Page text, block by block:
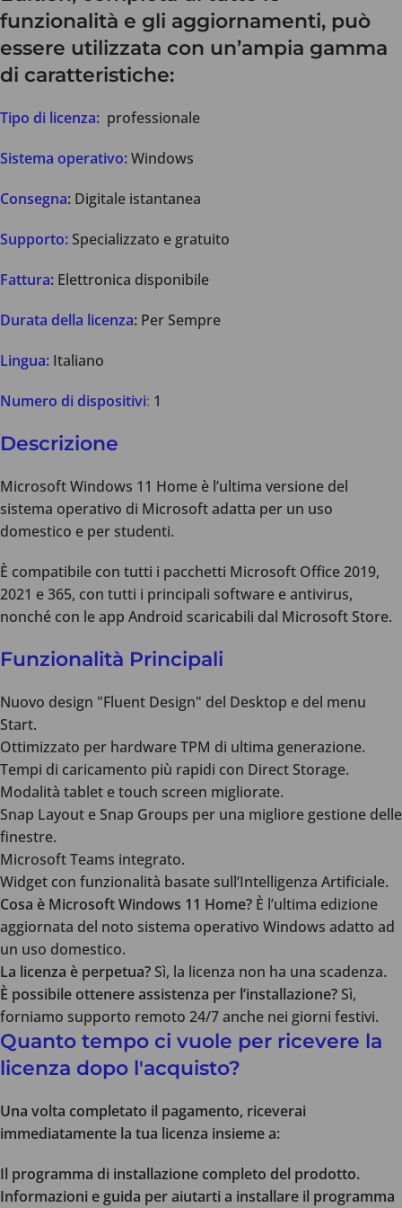
funzionalità e gli aggiornamenti, può
essere utilizzata con un’ampia gamma
di caratteristiche:
Tipo di licenza: professionale
Sistema operativo:Windows
Consegna: Digitale istantanea
Supporto:Specializzato e gratuito
Fattura: Elettronica disponibile
Durata della licenza: Per Sempre
Lingua: Italiano
Numero di dispositivi: 1
Descrizione
Microsoft Windows 11 Home è l’ultima versione del
sistema operativo di Microsoft adatta per un uso
domestico e per studenti.
È compatibile con tutti i pacchetti Microsoft Office 2019,
2021 e 365, con tutti i principali software e antivirus,
nonché con le app Android scaricabili dal Microsoft Store.
Funzionalità Principali
Nuovo design "Fluent Design" del Desktop e del menu
Start.
Ottimizzato per hardware TPM di ultima generazione.
Tempi di caricamento più rapidi con Direct Storage.
Modalità tablet e touch screen migliorate.
Snap Layout e Snap Groups per una migliore gestione delle
finestre.
Microsoft Teams integrato.
Widget con funzionalità basate sull’Intelligenza Artificiale.
Cosa è Microsoft Windows 11 Home? È l’ultima edizione
aggiornata del noto sistema operativo Windows adatto ad
un uso domestico.
La licenza è perpetua?Sì, la licenza non ha una scadenza.
È possibile ottenere assistenza per l’installazione?Sì,
forniamo supporto remoto 24/7 anche nei giorni festivi.
Quanto tempo ci vuole per ricevere la
licenza dopo l'acquisto?
Una volta completato il pagamento, riceverai
immediatamente la tua licenza insieme a:
Il programma di installazione completo del prodotto.
Informazioni e guida per aiutarti a installare il programma